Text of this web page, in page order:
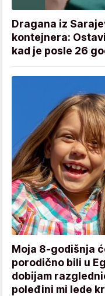
Dragana iz
kontejnera:
kad je posle 26
Moja 8-godišnja
porodično bili u
dobijam
poleđini mi lede